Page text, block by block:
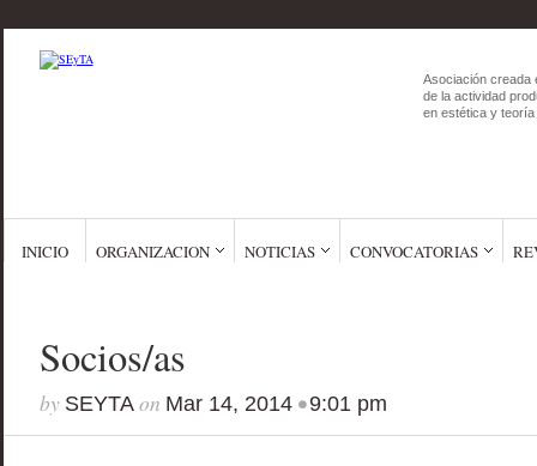
Asociación creada
de la actividad
en estética y teoría
INICIO ORGANIZACION NOTICIAS CONVOCATORIAS
Socios/as
by SEYTAon Mar 14, 2014•9:01 pm